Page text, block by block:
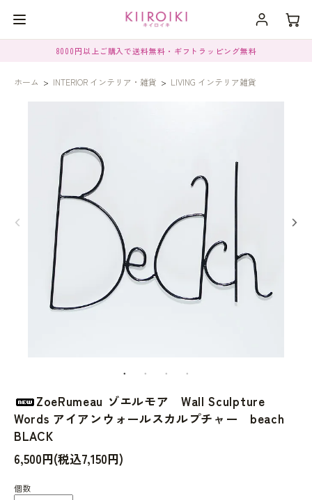
8000円以上ご購入で送料無料・ギフトラッピング無料
ホーム > INTERIOR インテリア・雑貨 > LIVING インテリア雑貨
ZoeRumeau ゾエルモア Wall Sculpture
Words アイアンウォールスカルプチャー beach
BLACK
6,500円(税込7,150円)
個数